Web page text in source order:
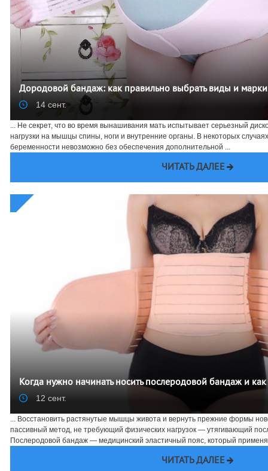
Дородовой бандаж: как правильно выбрать виды и марки
14 сент.
... Не секрет, что во время вынашивания мать испытывает серьезный
нагрузки на мышцы спины, ноги и внутренние органы. В некоторых
беременности невозможно без обеспечения дополнительной ...
ЧИТАТЬ ДАЛЕЕ
Когда нужно начинать носить послеродовой бандаж и как
12 сент.
... Восстановить растянутые мышцы живота и вернуть прежние формы
пассивный метод, не требующий физических нагрузок — утягивающий
Послеродовой бандаж — медицинский эластичный пояс, который
ЧИТАТЬ ДАЛЕЕ